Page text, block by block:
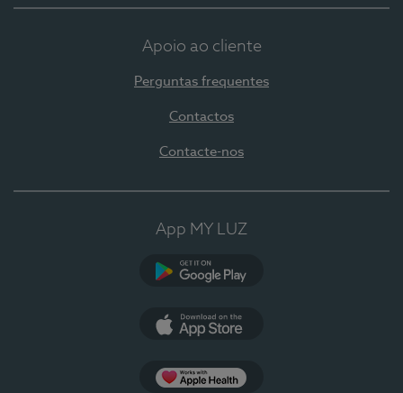
Apoio ao cliente
Perguntas frequentes
Contactos
Contacte-nos
App MY LUZ